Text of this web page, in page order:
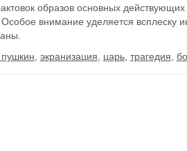
образов основных действующих
внимание уделяется всплеску
экранизация царь, трагедия